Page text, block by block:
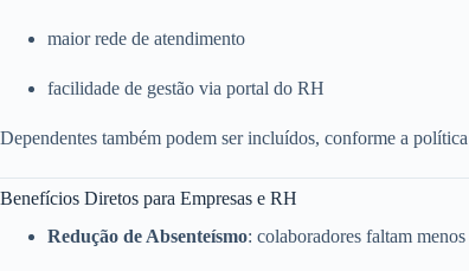
maior rede de atendimento
facilidade de gestão via portal do RH
Dependentes também podem ser incluídos, conforme a
Benefícios Diretos para Empresas e RH
Redução de Absenteísmo: colaboradores faltam